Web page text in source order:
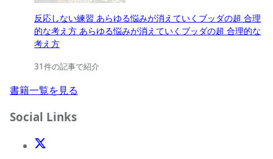
反応しない練習 あらゆる悩みが消えていくブッダの超 合理
的な考え方 あらゆる悩みが消えていくブッダの超 合理的な
考え方
31件の記事で紹介
書籍一覧を見る
Social Links
X(Twitter)